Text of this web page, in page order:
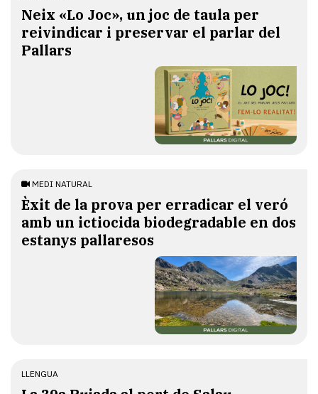
​Neix «Lo Joc», un joc de taula per
reivindicar i preservar el parlar del
Pallars
MEDI NATURAL
Èxit de la prova per erradicar el veró
amb un ictiocida biodegradable en dos
estanys pallaresos
LLENGUA